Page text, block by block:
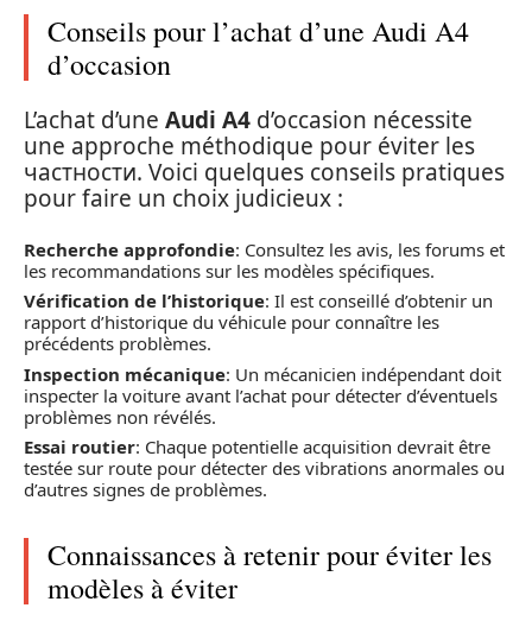
Conseils pour l’achat d’une Audi A4
d’occasion
L’achat d’une Audi A4 d’occasion nécessite
une approche méthodique pour éviter les
частности. Voici quelques conseils pratiques
pour faire un choix judicieux :
Recherche approfondie: Consultez les avis, les forums et
les recommandations sur les modèles spécifiques.
Vérification de l’historique: Il est conseillé d’obtenir un
rapport d’historique du véhicule pour connaître les
précédents problèmes.
Inspection mécanique: Un mécanicien indépendant doit
inspecter la voiture avant l’achat pour détecter d’éventuels
problèmes non révélés.
Essai routier: Chaque potentielle acquisition devrait être
testée sur route pour détecter des vibrations anormales ou
d’autres signes de problèmes.
Connaissances à retenir pour éviter les
modèles à éviter